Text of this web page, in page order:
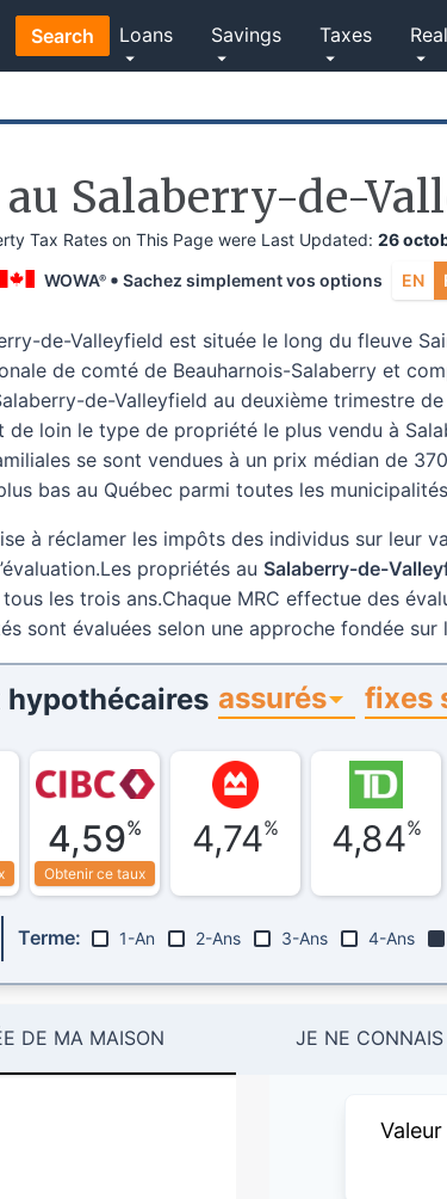
Search Taxes
Savings
Loans
Salaberry-de-
Tax Rates on This Page were Last Updated: 26
WOWA® Sachez simplement vos options EN
de-Valleyfield est située le long du fleuve
de comté de Beauharnois-Salaberry et
de-Valleyfield au deuxième trimestre
de loin le type de propriété le plus vendu à
se sont vendues à un prix médian de
bas au Québec parmi toutes les
à réclamer les impôts des individus sur leur
propriétés au Salaberry-de-
les trois ans.Chaque MRC effectue des
sont évaluées selon une approche fondée sur
assurés fixes
4,59%
Obtenir ce taux
4,74% 4,84%
Terme: 1-An 2-Ans 3-Ans 4-Ans
DE MA MAISON JE NE